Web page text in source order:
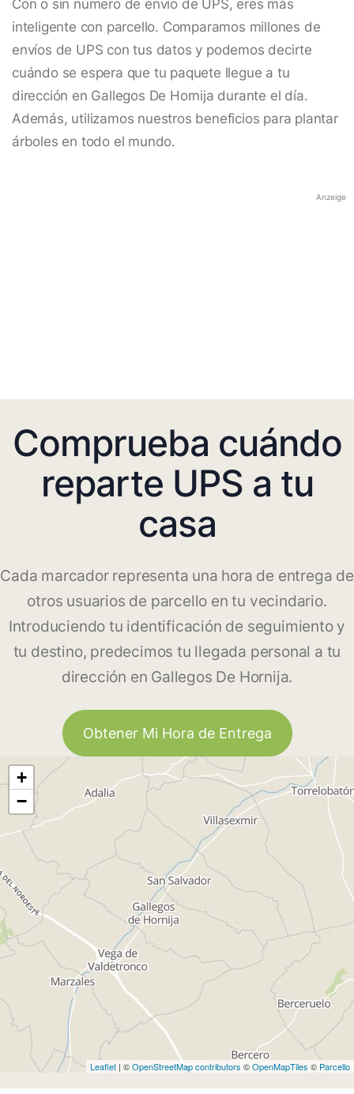
Con o sin número de envío de UPS, eres más
inteligente con parcello. Comparamos millones de
envíos de UPS con tus datos y podemos decirte
cuándo se espera que tu paquete llegue a tu
dirección en Gallegos De Hornija durante el día.
Además, utilizamos nuestros beneficios para plantar
árboles en todo el mundo.
Anzeige
Comprueba cuándo
reparte UPS a tu
casa
Cada marcador representa una hora de entrega de
otros usuarios de parcello en tu vecindario.
Introduciendo tu identificación de seguimiento y
tu destino, predecimos tu llegada personal a tu
dirección en Gallegos De Hornija.
Obtener Mi Hora de Entrega
+
−
Leaflet | ©OpenStreetMap contributors ©OpenMapTiles © Parcello